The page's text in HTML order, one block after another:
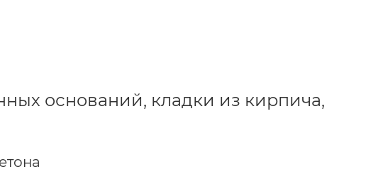
оснований, кладки из кирпича,